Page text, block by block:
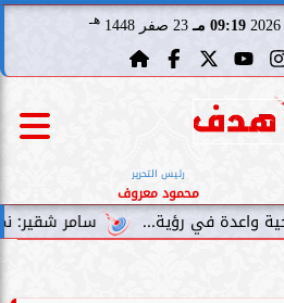
09:19 مـ 23 صفر 1448 هـ
رئيس التحرير
محمود معروف
سامر شقير: نمو صناديق